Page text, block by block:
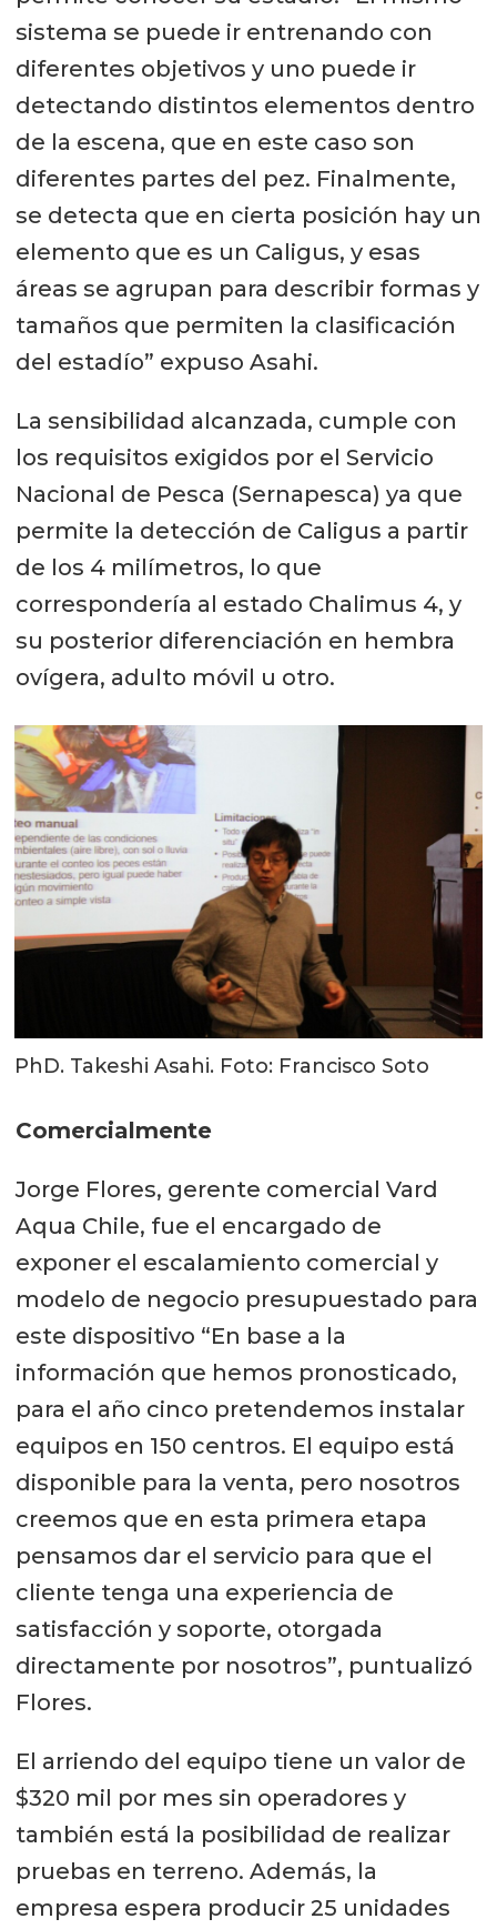
sistema se puede ir entrenando con
diferentes objetivos y uno puede ir
detectando distintos elementos dentro
de la escena, que en este caso son
diferentes partes del pez. Finalmente,
se detecta que en cierta posición hay un
elemento que es un Caligus, y esas
áreas se agrupan para describir formas y
tamaños que permiten la clasificación
del estadío” expuso Asahi.
La sensibilidad alcanzada, cumple con
los requisitos exigidos por el Servicio
Nacional de Pesca (Sernapesca) ya que
permite la detección de Caligus a partir
de los 4 milímetros, lo que
correspondería al estado Chalimus 4, y
su posterior diferenciación en hembra
ovígera, adulto móvil u otro.
PhD. Takeshi Asahi. Foto: Francisco Soto
Comercialmente
Jorge Flores, gerente comercial Vard
Aqua Chile, fue el encargado de
exponer el escalamiento comercial y
modelo de negocio presupuestado para
este dispositivo “En base a la
información que hemos pronosticado,
para el año cinco pretendemos instalar
equipos en 150 centros. El equipo está
disponible para la venta, pero nosotros
creemos que en esta primera etapa
pensamos dar el servicio para que el
cliente tenga una experiencia de
satisfacción y soporte, otorgada
directamente por nosotros”, puntualizó
Flores.
El arriendo del equipo tiene un valor de
$320 mil por mes sin operadores y
también está la posibilidad de realizar
pruebas en terreno. Además, la
empresa espera producir 25 unidades